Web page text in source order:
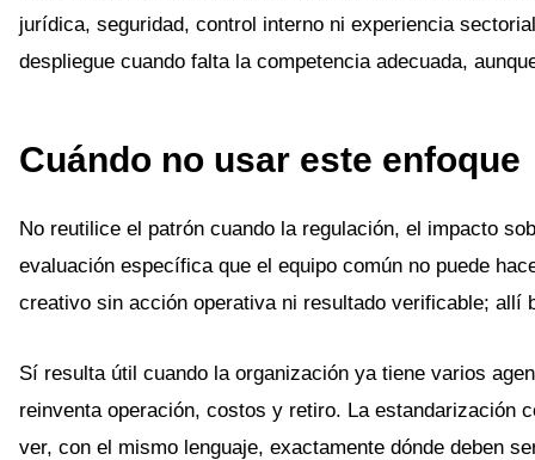
jurídica, seguridad, control interno ni experiencia
despliegue cuando falta la competencia adecuada,
Cuándo no usar este enfoque
No reutilice el patrón cuando la regulación, el impacto
evaluación específica que el equipo común no puede
creativo sin acción operativa ni resultado verificable;
Sí resulta útil cuando la organización ya tiene varios
reinventa operación, costos y retiro. La estandarización
ver, con el mismo lenguaje, exactamente dónde deben